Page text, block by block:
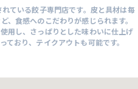
ている餃子専門店です。皮と具材は毎
、食感へのこだわりが感じられます。
用し、さっぱりとした味わいに仕上げ
おり、テイクアウトも可能です。